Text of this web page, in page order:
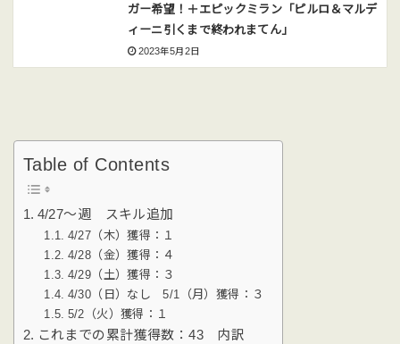
ガー希望！＋エピックミラン「ピルロ＆マルデ
ィーニ引くまで終われまてん」
2023年5月2日
Table of Contents
4/27〜週 スキル追加
4/27（木）獲得：１
4/28（金）獲得：４
4/29（土）獲得：３
4/30（日）なし 5/1（月）獲得：３
5/2（火）獲得：１
これまでの累計獲得数：43 内訳